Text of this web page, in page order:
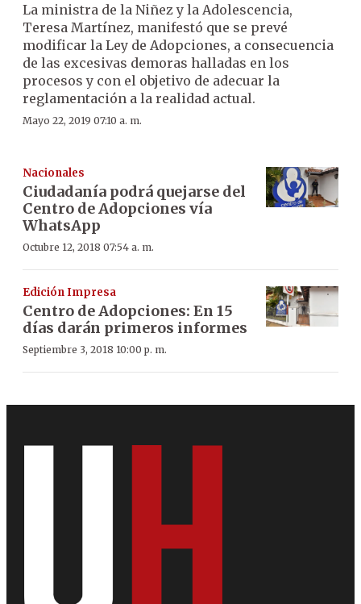
La ministra de la Niñez y la Adolescencia,
Teresa Martínez, manifestó que se prevé
modificar la Ley de Adopciones, a consecuencia
de las excesivas demoras halladas en los
procesos y con el objetivo de adecuar la
reglamentación a la realidad actual.
Mayo 22, 2019 07:10 a. m.
Nacionales
Ciudadanía podrá quejarse del
Centro de Adopciones vía
WhatsApp
Octubre 12, 2018 07:54 a. m.
Edición Impresa
Centro de Adopciones: En 15
días darán primeros informes
Septiembre 3, 2018 10:00 p. m.